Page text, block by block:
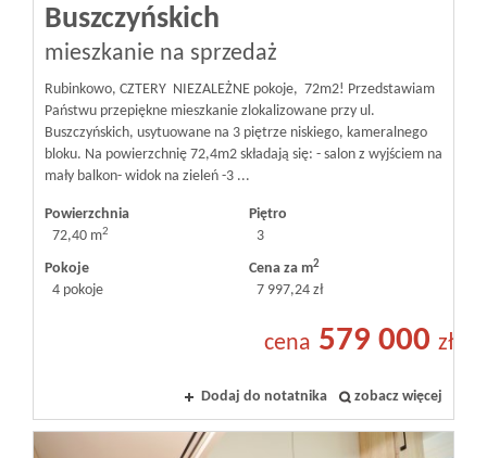
Buszczyńskich
mieszkanie na sprzedaż
Rubinkowo, CZTERY NIEZALEŻNE pokoje, 72m2! Przedstawiam
Państwu przepiękne mieszkanie zlokalizowane przy ul.
Buszczyńskich, usytuowane na 3 piętrze niskiego, kameralnego
bloku. Na powierzchnię 72,4m2 składają się: - salon z wyjściem na
mały balkon- widok na zieleń -3 ...
Powierzchnia
72,40 m2
Piętro
3
Pokoje
4 pokoje
Cena za m2
7 997,24 zł
cena 579 000 zł
Dodaj do notatnika zobacz więcej